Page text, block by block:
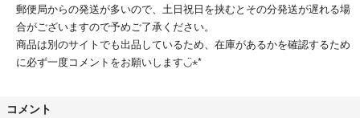
郵便局からの発送が多いので、土日祝日を挟むとその分発送が遅れる場
合がございますので予めご了承ください。
商品は別のサイトでも出品しているため、在庫があるかを確認するため
に必ず一度コメントをお願いします◡̈⋆*
コメント